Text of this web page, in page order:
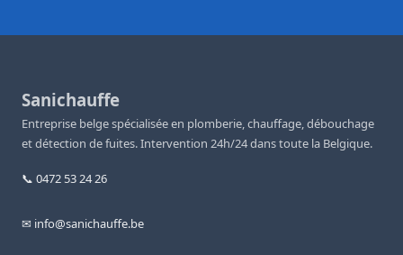
Sanichauffe
Entreprise belge spécialisée en plomberie, chauffage, débouchage
et détection de fuites. Intervention 24h/24 dans toute la Belgique.
📞 0472 53 24 26
✉ info@sanichauffe.be